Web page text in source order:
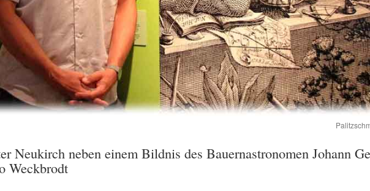
Neukirch neben einem Bildnis des Bauernastronomen Johann
Weckbrodt